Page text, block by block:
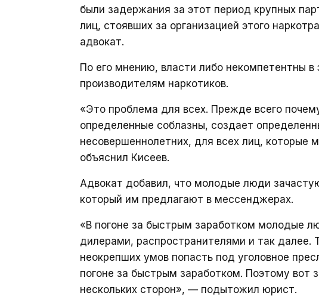
были задержания за этот период крупных
лиц, стоявших за организацией этого
адвокат.
По его мнению, власти либо некомпетентны
производителям наркотиков.
«Это проблема для всех. Прежде всего
определенные соблазны, создает
несовершеннолетних, для всех лиц, которые
объяснил Кисеев.
Адвокат добавил, что молодые люди
который им предлагают в мессенджерах.
«В погоне за быстрым заработком молодые
дилерами, распространителями и так далее.
неокрепших умов попасть под уголовное
погоне за быстрым заработком. Поэтому вот
нескольких сторон», — подытожил юрист.